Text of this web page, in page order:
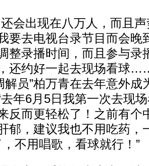
出现在八万人，而且声
要去电视台录节目而会晚
整录播时间，而且参与录
还约好一起去现场看球
解员”柏万青在去年意外成
年6月5日我第一次去现
反而更轻松了！之前有个
郁，建议我也不用吃药，
不用唱歌，看球就行！”